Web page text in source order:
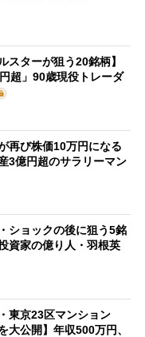
スターが狙う20銘柄】
超」90歳現役トレーダ
再び株価10万円になる
3億円超のサラリーマン
ショックの後に狙う5銘
資家の億り人・羽根英
東京23区マンション
大公開】年収500万円、